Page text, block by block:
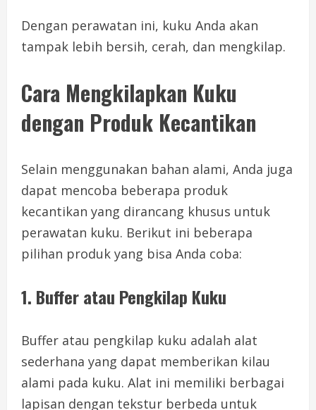
Dengan perawatan ini, kuku Anda akan
tampak lebih bersih, cerah, dan mengkilap.
Cara Mengkilapkan Kuku
dengan Produk Kecantikan
Selain menggunakan bahan alami, Anda juga
dapat mencoba beberapa produk
kecantikan yang dirancang khusus untuk
perawatan kuku. Berikut ini beberapa
pilihan produk yang bisa Anda coba:
1. Buffer atau Pengkilap Kuku
Buffer atau pengkilap kuku adalah alat
sederhana yang dapat memberikan kilau
alami pada kuku. Alat ini memiliki berbagai
lapisan dengan tekstur berbeda untuk